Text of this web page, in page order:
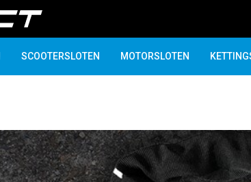
SCOOTERSLOTEN MOTORSLOTEN